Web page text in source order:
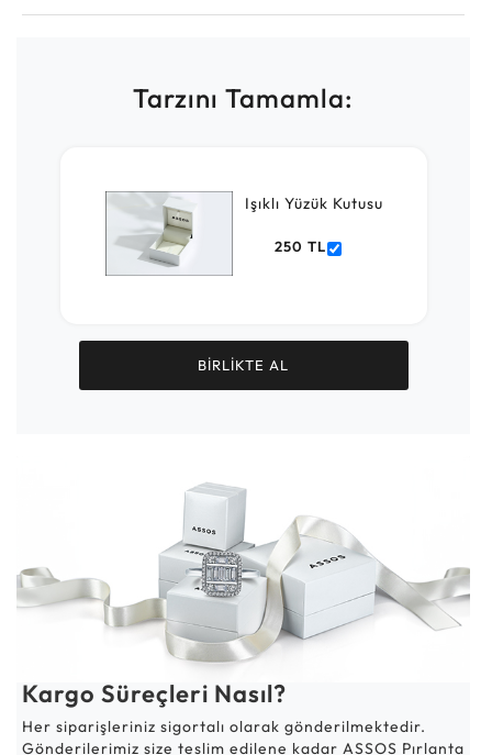
Tarzını Tamamla:
Işıklı Yüzük Kutusu
250 TL
BİRLİKTE AL
Kargo Süreçleri Nasıl?
Her siparişleriniz sigortalı olarak gönderilmektedir.
Gönderilerimiz size teslim edilene kadar ASSOS Pırlanta